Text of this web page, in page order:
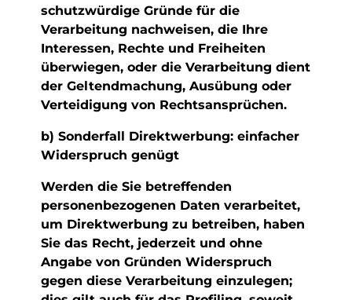
schutzwürdige Gründe für die
Verarbeitung nachweisen, die Ihre
Interessen, Rechte und Freiheiten
überwiegen, oder die Verarbeitung dient
der Geltendmachung, Ausübung oder
Verteidigung von Rechtsansprüchen.
b) Sonderfall Direktwerbung: einfacher
Widerspruch genügt
Werden die Sie betreffenden
personenbezogenen Daten verarbeitet,
um Direktwerbung zu betreiben, haben
Sie das Recht, jederzeit und ohne
Angabe von Gründen Widerspruch
gegen diese Verarbeitung einzulegen;